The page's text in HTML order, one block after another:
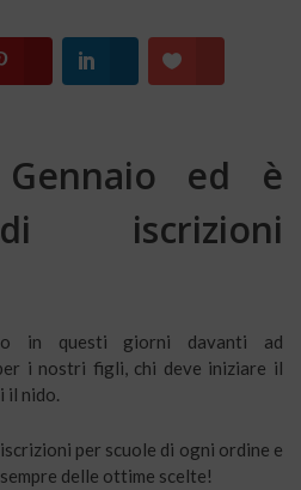
Gennaio ed è
iscrizioni
in questi giorni davanti ad
i nostri figli, chi deve iniziare il
il nido.
per scuole di ogni ordine e
delle ottime scelte!